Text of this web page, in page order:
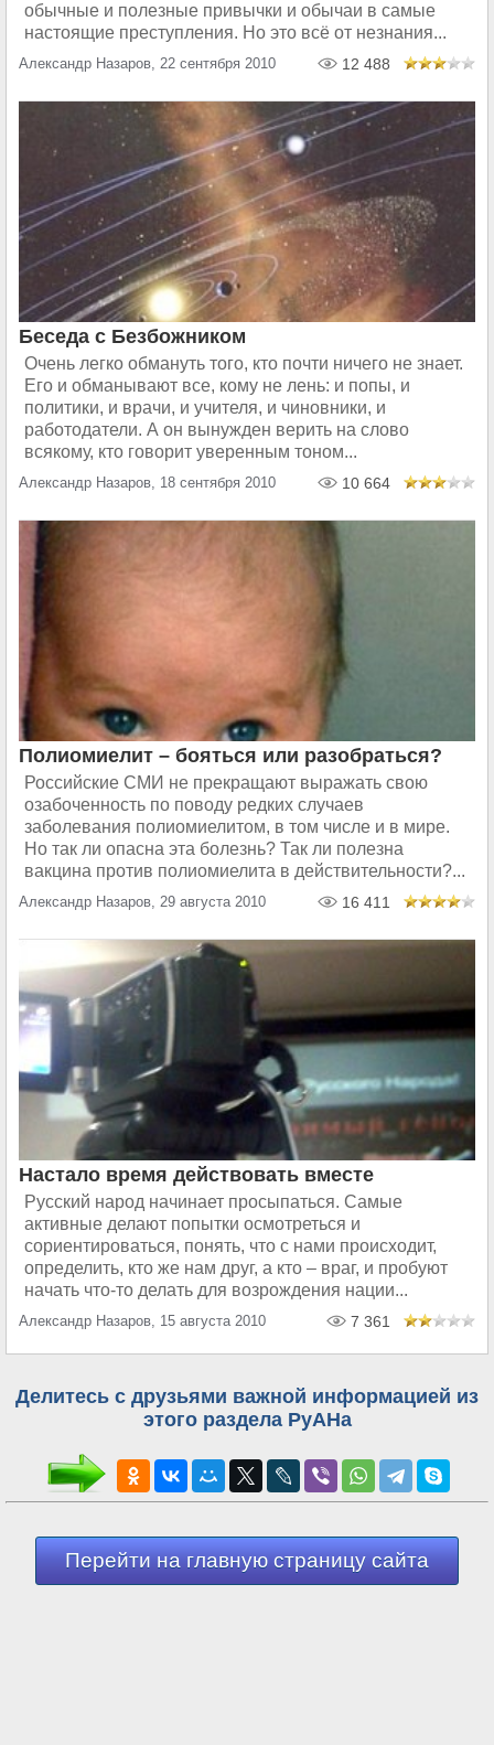
обычные и полезные привычки и обычаи в самые
настоящие преступления. Но это всё от незнания...
Александр Назаров, 22 сентября 2010 12 488
Беседа с Безбожником
Очень легко обмануть того, кто почти ничего не знает.
Его и обманывают все, кому не лень: и попы, и
политики, и врачи, и учителя, и чиновники, и
работодатели. А он вынужден верить на слово
всякому, кто говорит уверенным тоном...
Александр Назаров, 18 сентября 2010 10 664
Полиомиелит – бояться или разобраться?
Российские СМИ не прекращают выражать свою
озабоченность по поводу редких случаев
заболевания полиомиелитом, в том числе и в мире.
Но так ли опасна эта болезнь? Так ли полезна
вакцина против полиомиелита в действительности?...
Александр Назаров, 29 августа 2010 16 411
Настало время действовать вместе
Русский народ начинает просыпаться. Самые
активные делают попытки осмотреться и
сориентироваться, понять, что с нами происходит,
определить, кто же нам друг, а кто – враг, и пробуют
начать что-то делать для возрождения нации...
Александр Назаров, 15 августа 2010 7 361
Делитесь с друзьями важной информацией из
этого раздела РуАНа
Перейти на главную страницу сайта